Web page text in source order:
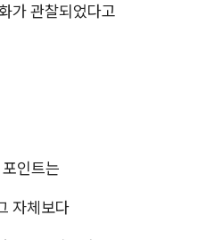
가 관찰되었다고
인트는
자체보다